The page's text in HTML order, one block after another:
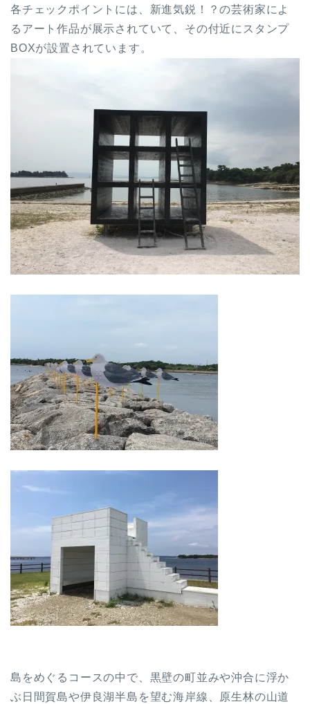
各チェックポイントには、新進気鋭！？の芸術家によ
るアート作品が展示されていて、その付近にスタンプ
BOXが設置されています。
島をめぐるコースの中で、黒壁の町並みや沖合に浮か
ぶ日間賀島や伊良湖半島を望む海岸線、原生林の山道